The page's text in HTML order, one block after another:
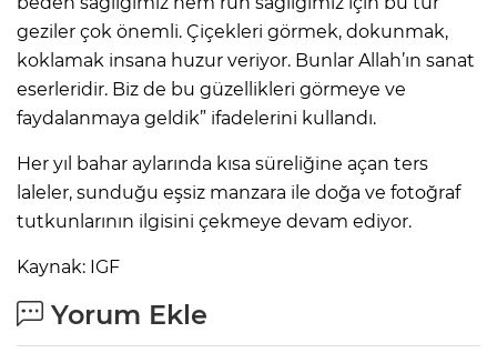
geziler çok önemli. Çiçekleri görmek, dokunmak,
koklamak insana huzur veriyor. Bunlar Allah’ın sanat
eserleridir. Biz de bu güzellikleri görmeye ve
faydalanmaya geldik” ifadelerini kullandı.
Her yıl bahar aylarında kısa süreliğine açan ters
laleler, sunduğu eşsiz manzara ile doğa ve fotoğraf
tutkunlarının ilgisini çekmeye devam ediyor.
Kaynak: IGF
Yorum Ekle